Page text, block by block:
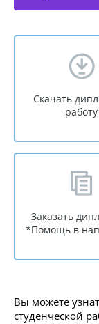
Скачать
работу
Заказать
*Помощь в
Вы можете
студенческой